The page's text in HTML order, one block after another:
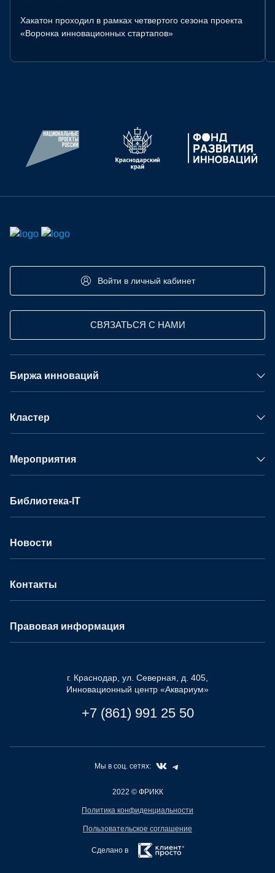
Хакатон проходил в рамках четвертого сезона проекта
«Воронка инновационных стартапов»
Войти в личный кабинет
СВЯЗАТЬСЯ С НАМИ
Биржа инноваций
Кластер
Мероприятия
Библиотека-IT
Новости
Контакты
Правовая информация
г. Краснодар, ул. Северная, д. 405,
Инновационный центр «Аквариум»
+7 (861) 991 25 50
Мы в соц. сетях:
2022 © ФРИКК
Политика конфиденциальности
Пользовательское соглашение
Сделано в